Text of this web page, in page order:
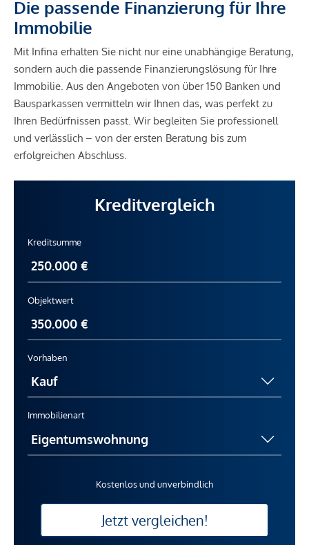
Immobilienmakler des BM für Handel, Gewerbe und
Industrie, BGBL. 297/1996. Für den Fall, dass es
diesbezüglich zu einem entsprechenden Rechtsgeschäft
kommt, verrechnen wir Ihnen eine Vermittlungsprovision
von 3 Prozent der Kaufsumme zuzüglich der gesetzlichen
Mehrwertsteuer.
Der Vermittler ist als Doppelmakler tätig.
Immobilienunternehmen angeboten. Allfällige aus dem
gegenüber dem anbietenden Immobilienunternehmen
geltend zu machen. Wir weisen Sie darauf hin, dass die
unverbindliche Vorabinformationen sind und daher ohne
Die passende Finanzierung für Ihre
Immobilie
Mit Infina erhalten Sie nicht nur eine unabhängige Beratung,
sondern auch die passende Finanzierungslösung für Ihre
Immobilie. Aus den Angeboten von über 150 Banken und
Bausparkassen vermitteln wir Ihnen das, was perfekt zu
Ihren Bedürfnissen passt. Wir begleiten Sie professionell
und verlässlich – von der ersten Beratung bis zum
erfolgreichen Abschluss.
Kreditvergleich
Kreditsumme
Objektwert
Vorhaben
Immobilienart
Kostenlos und unverbindlich
Jetzt vergleichen!